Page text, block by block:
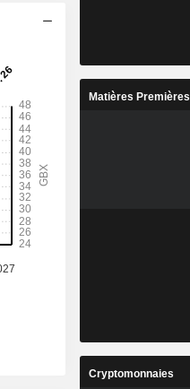
Matières Premières
Cryptomonnaies